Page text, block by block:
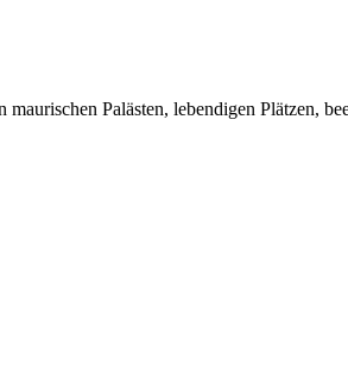
Palästen, lebendigen Plätzen,